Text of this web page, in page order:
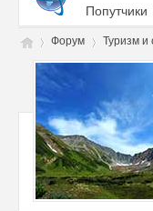
Попутчики
»
Форум
›
Туризм и